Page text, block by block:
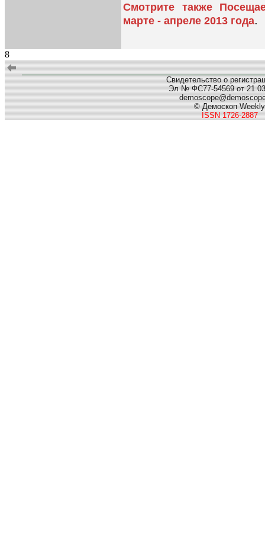
Смотрите также
марте - апреле 2013 года.
8
Свидетельство о
Эл № ФС77-54569 от
© Демоскоп Weekly
ISSN 1726-2887